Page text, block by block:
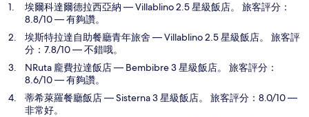
埃爾科達爾德拉西亞納 — Villablino 2.5 星級飯店。 旅客評分：
8.8/10 — 有夠讚。
埃斯特拉達自助餐廳青年旅舍 — Villablino 2.5 星級飯店。 旅客評
分：7.8/10 — 不錯哦。
NRuta 龐費拉達飯店— Bembibre 3 星級飯店。 旅客評分：
8.6/10 — 有夠讚。
蒂希萊羅餐廳飯店— Sisterna 3 星級飯店。 旅客評分：8.0/10 —
非常好。